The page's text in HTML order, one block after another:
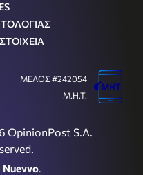
OpinionPost S.A.
Nuevvo.
ΜΕΛΟΣ #242054
Μ.Η.Τ.